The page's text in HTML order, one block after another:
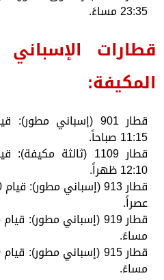
23:35 مساءً.
قطارات الإسباني
المكيفة:
11:15 صباحاً.
12:10 ظهراً.
عصراً.
مساءً.
مساءً.